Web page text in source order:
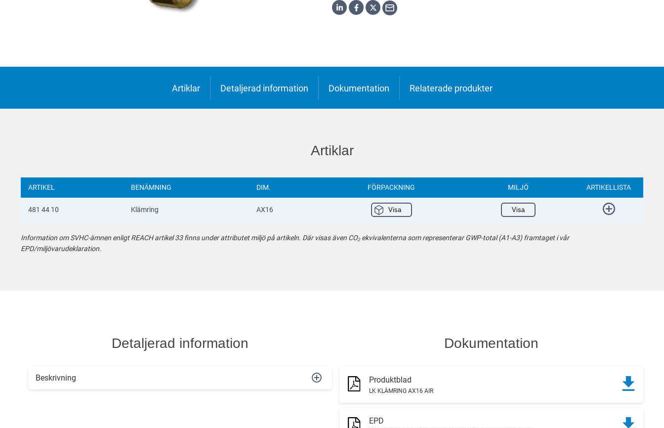
Deutsch
Artiklar Detaljerad information Dokumentation Relaterade produkter
Artiklar
ARTIKEL BENÄMNING DIM. FÖRPACKNING MILJÖ ARTIKELLISTA
481 44 10 Klämring AX16 Visa Visa
Information om SVHC-ämnen enligt REACH artikel 33 finns under attributet miljö på artikeln. Där visas även CO₂ ekvivalenterna som representerar GWP-total (A1-A3) framtaget i vår
EPD/miljövarudeklaration.
Detaljerad information
Beskrivning
Dokumentation
Produktblad
LK KLÄMRING AX16 AIR
EPD